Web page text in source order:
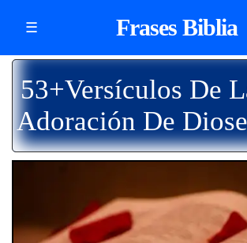
☰ Frases Biblia
53+Versículos De
Adoración De